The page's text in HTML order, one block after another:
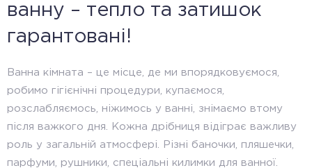
ванну – тепло та затишок
гарантовані!
Ванна кімната – це місце, де ми впорядковуємося,
робимо гігієнічні процедури, купаємося,
розслабляємось, ніжимось у ванні, знімаємо втому
після важкого дня. Кожна дрібниця відіграє важливу
роль у загальній атмосфері. Різні баночки, пляшечки,
парфуми, рушники, спеціальні килимки для ванної.